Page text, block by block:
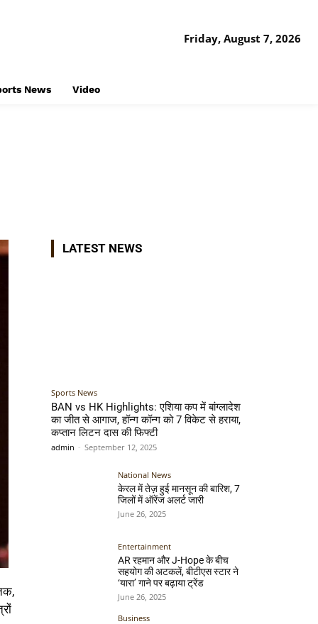
Friday, August 7, 2026
News Video
LATEST NEWS
Sports News
BAN vs HK Highlights: एशिया कप में बांग्लादेश
का जीत से आगाज, हॉन्ग कॉन्ग को 7 विकेट से हराया,
कप्तान लिटन दास की फिफ्टी
admin - September 12, 2025
National News
केरल में तेज़ हुई मानसून की बारिश, 7
जिलों में ऑरेंज अलर्ट जारी
June 26, 2025
Entertainment
AR रहमान और J-Hope के बीच
सहयोग की अटकलें, बीटीएस स्टार ने
‘यारा’ गाने पर बढ़ाया ट्रेंड
June 26, 2025
Business